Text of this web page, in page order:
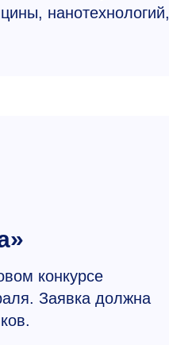
нанотехнологий,
конкурсе
Заявка должна